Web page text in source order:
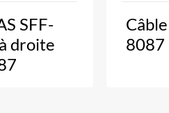
SFF-
droite
8087